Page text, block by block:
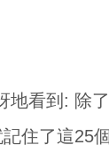
看到: 除
住了這25